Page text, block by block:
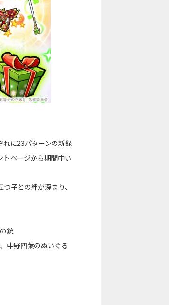
れに23パターンの新録
ページから期間中い
子との絆が深まり、
銃
中野四葉のぬいぐる